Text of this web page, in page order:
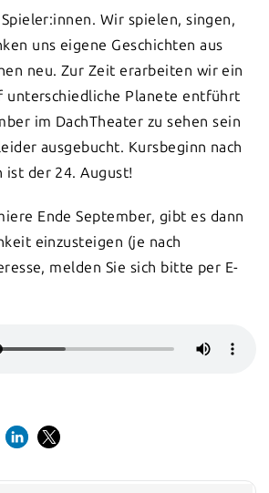
Wir spielen, singen,
uns eigene Geschichten aus
neu. Zur Zeit erarbeiten wir ein
unterschiedliche Planete entführt
im DachTheater zu sehen sein
ausgebucht. Kursbeginn nach
ist der 24. August!
Ende September, gibt es dann
einzusteigen (je nach
melden Sie sich bitte per E-